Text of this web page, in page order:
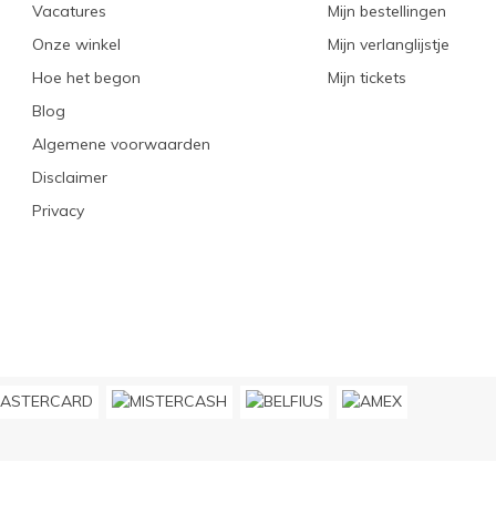
Vacatures
Onze winkel
Hoe het begon
Blog
Algemene voorwaarden
Disclaimer
Privacy
Mijn bestellingen
Mijn verlanglijstje
Mijn tickets